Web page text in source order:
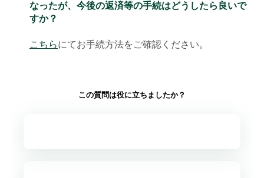
なったが、今後の返済等の手続はどうしたら良いで
すか？
こちらにてお手続方法をご確認ください。
この質問は役に立ちましたか？